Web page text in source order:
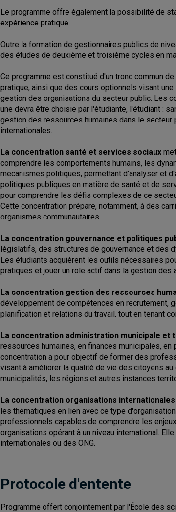
Le programme offre également la possibilité de
expérience pratique.
Outre la formation de gestionnaires publics de
des études de deuxième et troisième cycles en
Ce programme est constitué d'un tronc commun
pratique, ainsi que des cours optionnels visant
gestion des organisations du secteur public. Les
une devra être choisie par l'étudiante, l'étudiant :
gestion des ressources humaines dans le
internationales.
La concentration santé et services sociaux
comprendre les comportements humains, les
mécanismes politiques, permettant d'analyser et
politiques publiques en matière de santé et de
pour comprendre les défis complexes de ce
Cette concentration prépare, notamment, à des
organismes communautaires.
La concentration gouvernance et politiques
législatifs, des structures de gouvernance et des
Les étudiants acquièrent les outils nécessaires
pratiques et jouer un rôle actif dans la gestion des
La concentration gestion des ressources
développement de compétences en recrutement,
planification et relations du travail, tout en tenant
La concentration administration municipale et
ressources humaines, en finances municipales,
concentration a pour objectif de former des
visant à améliorer la qualité de vie des citoyens
municipalités, les régions et autres instances
La concentration organisations internationales
les thématiques en lien avec ce type
professionnels capables de comprendre les
organisations opérant à un niveau international.
internationales ou des ONG.
Protocole d'entente
Programme offert conjointement par l'École des